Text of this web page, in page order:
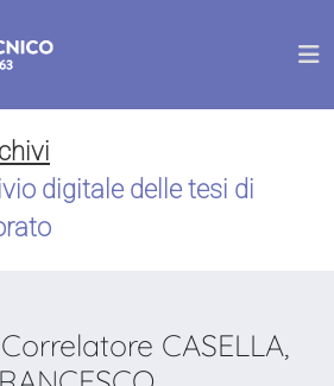
digitale delle tesi di
CASELLA,